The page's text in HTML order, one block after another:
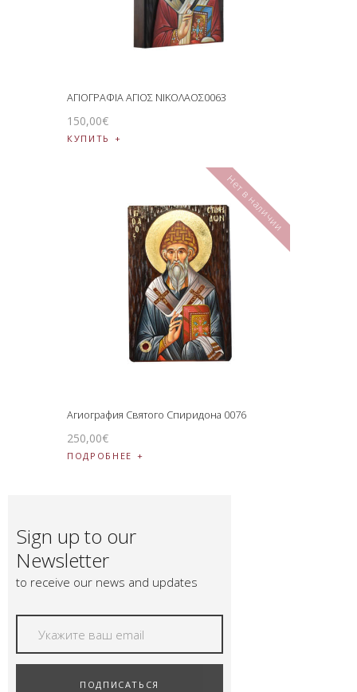
ΑΓΙΟΓΡΑΦΙΑ ΑΓΙΟΣ ΝΙΚΟΛΑΟΣ0063
150,00€
КУПИТЬ
Нет в наличии
Агиография Святого Спиридона 0076
250,00€
ПОДРОБНЕЕ
Sign up to our
Newsletter
to receive our news and updates
ПОДПИСАТЬСЯ